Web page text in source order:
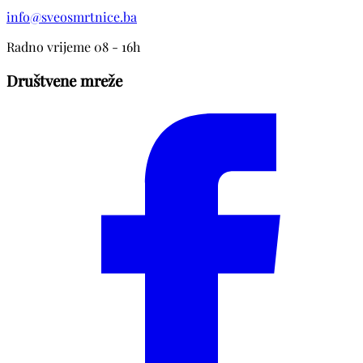
info@sveosmrtnice.ba
Radno vrijeme 08 - 16h
Društvene mreže